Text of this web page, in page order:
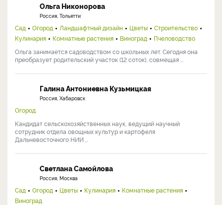
Ольга Никонорова
Россия, Тольятти
Сад Огород Ландшафтный дизайн Цветы
Строительство
Кулинария
Комнатные растения Виноград
Пчеловодство
Ольга занимается садоводством со школьных лет. Сегодня она
преобразует родительский участок (12 соток), совмещая ...
Галина Антониевна Кузьмицкая
Россия, Хабаровск
Огород
Кандидат сельскохозяйственных наук, ведущий научный
сотрудник отдела овощных культур и картофеля
Дальневосточного НИИ ...
Светлана Самойлова
Россия, Москва
Сад Огород Цветы Кулинария
Комнатные растения
Виноград